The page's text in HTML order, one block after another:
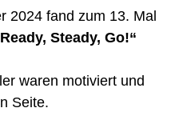
2024 fand zum 13. Mal
Steady, Go!“
waren motiviert und
Seite.